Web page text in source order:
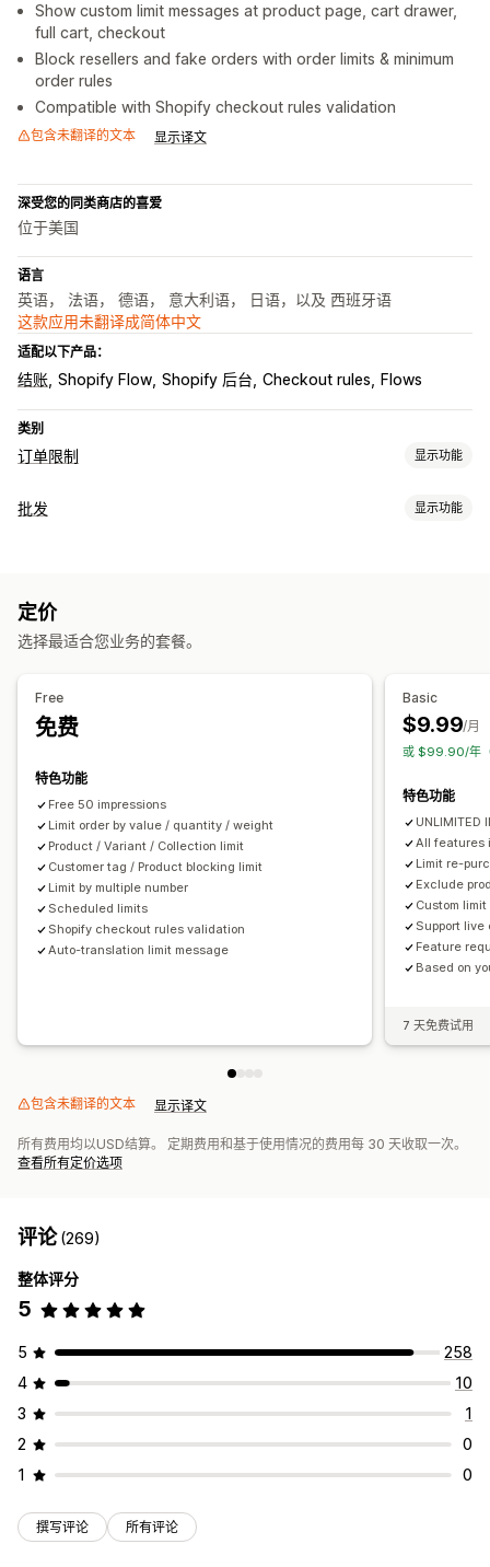
Show custom limit messages at product page, cart drawer,
full cart, checkout
Block resellers and fake orders with order limits & minimum
order rules
Compatible with Shopify checkout rules validation
包含未翻译的文本 显示译文
深受您的同类商店的喜爱
位于美国
语言
英语， 法语， 德语， 意大利语， 日语，以及 西班牙语
这款应用未翻译成简体中文
适配以下产品：
结账 Shopify Flow Shopify 后台 Checkout rules Flows
类别
订单限制 显示功能
限制规则
通知设置
购物车提醒
结账提醒 产品页面提醒
批发 显示功能
定价
选择最适合您业务的套餐。
Free
免费
特色功能
Free 50 impressions
Limit order by value / quantity / weight
Product / Variant / Collection limit
Customer tag / Product blocking limit
Limit by multiple number
Scheduled limits
Shopify checkout rules validation
Auto-translation limit message
Basic
$9.99/月
或 $99.90/年
特色功能
UNLIMITED
All features
Limit re-
Exclude
Custom
Support
Feature
Based on
7 天免费试用
包含未翻译的文本 显示译文
所有费用均以USD结算。 定期费用和基于使用情况的费用每 30 天收取一次。
查看所有定价选项
评论(269)
整体评分
5
5
258
4
10
3
1
2
0
1
0
撰写评论 所有评论